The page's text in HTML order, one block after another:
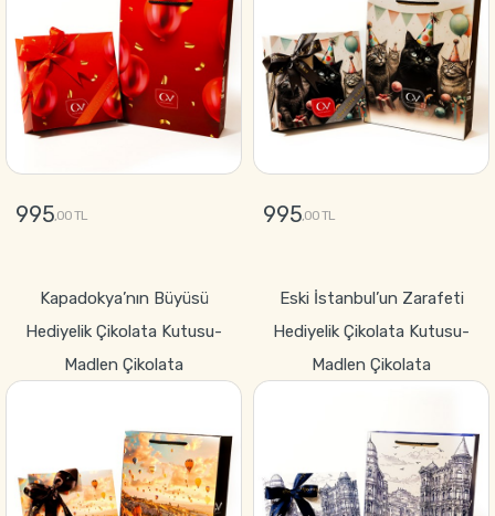
995,00 TL 995,00 TL
Kapadokya’nın Büyüsü
Hediyelik Çikolata Kutusu-
Madlen Çikolata
Eski İstanbul’un Zarafeti
Hediyelik Çikolata Kutusu-
Madlen Çikolata